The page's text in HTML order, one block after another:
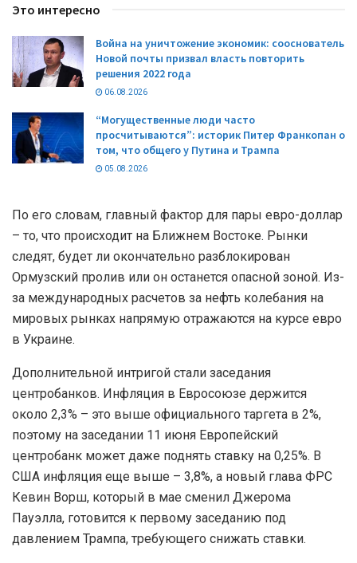
Это интересно
Война на уничтожение экономик: сооснователь
Новой почты призвал власть повторить
решения 2022 года
06.08.2026
“Могущественные люди часто
просчитываются”: историк Питер Франкопан о
том, что общего у Путина и Трампа
05.08.2026
По его словам, главный фактор для пары евро-доллар
– то, что происходит на Ближнем Востоке. Рынки
следят, будет ли окончательно разблокирован
Ормузский пролив или он останется опасной зоной. Из-
за международных расчетов за нефть колебания на
мировых рынках напрямую отражаются на курсе евро
в Украине.
Дополнительной интригой стали заседания
центробанков. Инфляция в Евросоюзе держится
около 2,3% – это выше официального таргета в 2%,
поэтому на заседании 11 июня Европейский
центробанк может даже поднять ставку на 0,25%. В
США инфляция еще выше – 3,8%, а новый глава ФРС
Кевин Ворш, который в мае сменил Джерома
Пауэлла, готовится к первому заседанию под
давлением Трампа, требующего снижать ставки.